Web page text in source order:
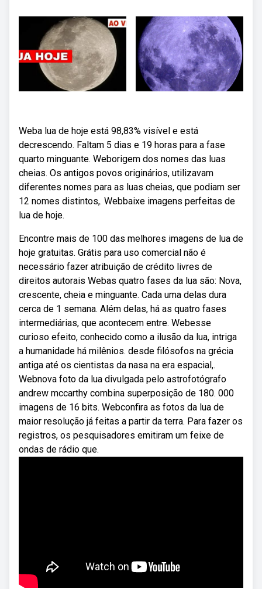
Weba lua de hoje está 98,83% visível e está
decrescendo. Faltam 5 dias e 19 horas para a fase
quarto minguante. Weborigem dos nomes das luas
cheias. Os antigos povos originários, utilizavam
diferentes nomes para as luas cheias, que podiam ser
12 nomes distintos,. Webbaixe imagens perfeitas de
lua de hoje.
Encontre mais de 100 das melhores imagens de lua de
hoje gratuitas. Grátis para uso comercial não é
necessário fazer atribuição de crédito livres de
direitos autorais Webas quatro fases da lua são: Nova,
crescente, cheia e minguante. Cada uma delas dura
cerca de 1 semana. Além delas, há as quatro fases
intermediárias, que acontecem entre. Webesse
curioso efeito, conhecido como a ilusão da lua, intriga
a humanidade há milênios. desde filósofos na grécia
antiga até os cientistas da nasa na era espacial,.
Webnova foto da lua divulgada pelo astrofotógrafo
andrew mccarthy combina superposição de 180. 000
imagens de 16 bits. Webconfira as fotos da lua de
maior resolução já feitas a partir da terra. Para fazer os
registros, os pesquisadores emitiram um feixe de
ondas de rádio que.